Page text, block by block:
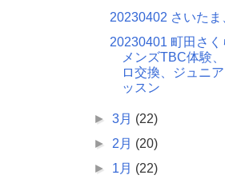
20230402 さいた
20230401 町田さ
メンズTBC体験
ロ交換、ジュニ
ッスン
►3月 (22)
► 2月 (20)
► 1月 (22)